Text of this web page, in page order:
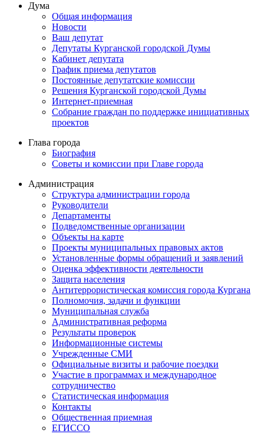
Дума
Общая информация
Новости
Ваш депутат
Депутаты Курганской городской Думы
Кабинет депутата
График приема депутатов
Постоянные депутатские комиссии
Решения Курганской городской Думы
Интернет-приемная
Собрание граждан по поддержке инициативных
проектов
Глава города
Биография
Советы и комиссии при Главе города
Администрация
Структура администрации города
Руководители
Департаменты
Подведомственные организации
Объекты на карте
Проекты муниципальных правовых актов
Установленные формы обращений и заявлений
Оценка эффективности деятельности
Защита населения
Антитеррористическая комиссия города Кургана
Полномочия, задачи и функции
Муниципальная служба
Административная реформа
Результаты проверок
Информационные системы
Учрежденные СМИ
Официальные визиты и рабочие поездки
Участие в программах и международное
сотрудничество
Статистическая информация
Контакты
Общественная приемная
ЕГИССО